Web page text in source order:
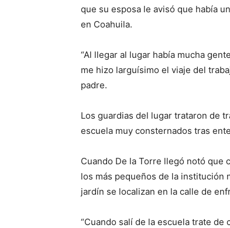
que su esposa le avisó que había
en Coahuila.
“Al llegar al lugar había mucha
me hizo larguísimo el viaje del
padre.
Los guardias del lugar trataron de
escuela muy consternados tras
Cuando De la Torre llegó notó que
los más pequeños de la institución
jardín se localizan en la calle de
“Cuando salí de la escuela trate